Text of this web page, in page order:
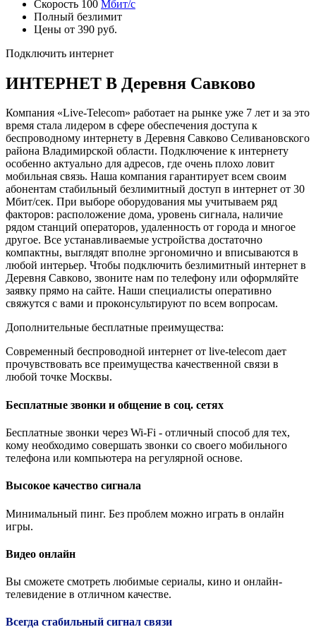
Скорость 100 Мбит/с
Полный безлимит
Цены от 390 руб.
Подключить интернет
ИНТЕРНЕТ В Деревня Савково
Компания «Live-Telecom» работает на рынке уже 7 лет и за это
время стала лидером в сфере обеспечения доступа к
беспроводному интернету в Деревня Савково Селивановского
района Владимирской области. Подключение к интернету
особенно актуально для адресов, где очень плохо ловит
мобильная связь. Наша компания гарантирует всем своим
абонентам стабильный безлимитный доступ в интернет от 30
Мбит/сек. При выборе оборудования мы учитываем ряд
факторов: расположение дома, уровень сигнала, наличие
рядом станций операторов, удаленность от города и многое
другое. Все устанавливаемые устройства достаточно
компактны, выглядят вполне эргономично и вписываются в
любой интерьер. Чтобы подключить безлимитный интернет в
Деревня Савково, звоните нам по телефону или оформляйте
заявку прямо на сайте. Наши специалисты оперативно
свяжутся с вами и проконсультируют по всем вопросам.
Дополнительные бесплатные преимущества:
Современный беспроводной интернет от live-telecom дает
прочувствовать все преимущества качественной связи в
любой точке Москвы.
Бесплатные звонки и общение в соц. сетях
Бесплатные звонки через Wi-Fi - отличный способ для тех,
кому необходимо совершать звонки со своего мобильного
телефона или компьютера на регулярной основе.
Высокое качество сигнала
Минимальный пинг. Без проблем можно играть в онлайн
игры.
Видео онлайн
Вы сможете смотреть любимые сериалы, кино и онлайн-
телевидение в отличном качестве.
Всегда стабильный сигнал связи